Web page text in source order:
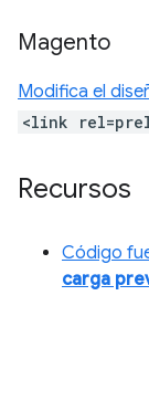
Magento
Modifica el
<link
Recursos
Código
carga